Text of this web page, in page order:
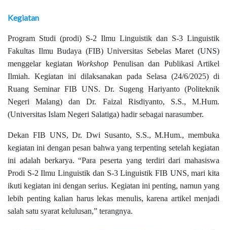
Kegiatan
Program Studi (prodi) S-2 Ilmu Linguistik dan S-3 Linguistik
Fakultas Ilmu Budaya (FIB) Universitas Sebelas Maret (UNS)
menggelar kegiatan Workshop Penulisan dan Publikasi Artikel
Ilmiah. Kegiatan ini dilaksanakan pada Selasa (24/6/2025) di
Ruang Seminar FIB UNS. Dr. Sugeng Hariyanto (Politeknik
Negeri Malang) dan Dr. Faizal Risdiyanto, S.S., M.Hum.
(Universitas Islam Negeri Salatiga) hadir sebagai narasumber.
Dekan FIB UNS, Dr. Dwi Susanto, S.S., M.Hum., membuka
kegiatan ini dengan pesan bahwa yang terpenting setelah kegiatan
ini adalah berkarya. “Para peserta yang terdiri dari mahasiswa
Prodi S-2 Ilmu Linguistik dan S-3 Linguistik FIB UNS, mari kita
ikuti kegiatan ini dengan serius. Kegiatan ini penting, namun yang
lebih penting kalian harus lekas menulis, karena artikel menjadi
salah satu syarat kelulusan,” terangnya.